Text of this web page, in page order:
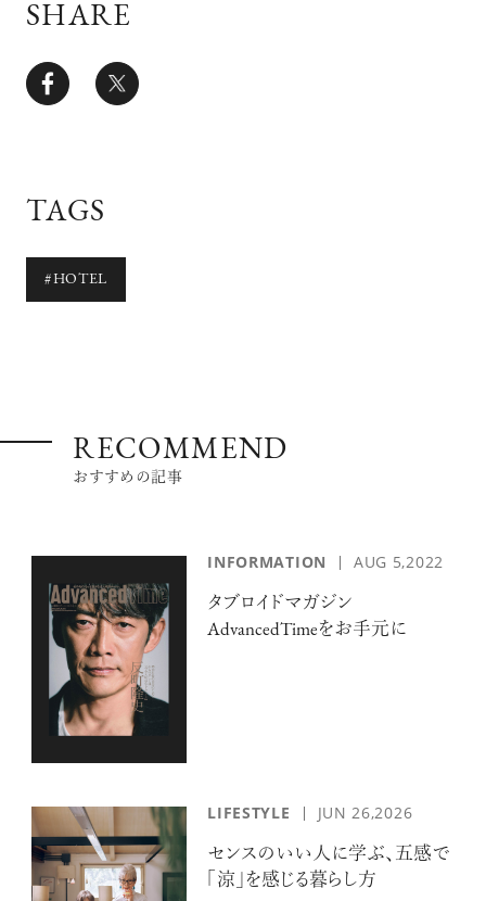
SHARE
TAGS
#HOTEL
RECOMMEND
おすすめの記事
INFORMATION AUG 5,2022
タブロイドマガジン
AdvancedTimeをお手元に
LIFESTYLE JUN 26,2026
センスのいい人に学ぶ、五感で
「涼」を感じる暮らし方